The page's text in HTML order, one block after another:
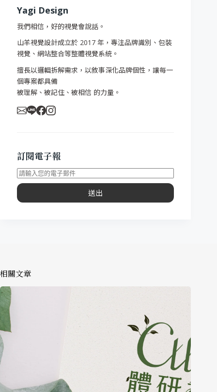
Yagi Design
我們相信，好的視覺會說話。
山羊視覺設計成立於 2017 年，專注品牌識別、包裝
視覺、網站整合等整體視覺系統。
擅長以邏輯拆解需求，以敘事深化品牌個性，讓每一
個專案都具備
被理解、被記住、被相信 的力量。
訂閱電子報
送出
相關文章